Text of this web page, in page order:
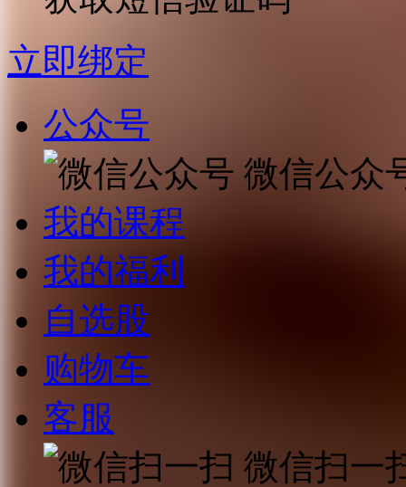
立即绑定
公众号
微信公众
我的课程
我的福利
自选股
购物车
客服
微信扫一